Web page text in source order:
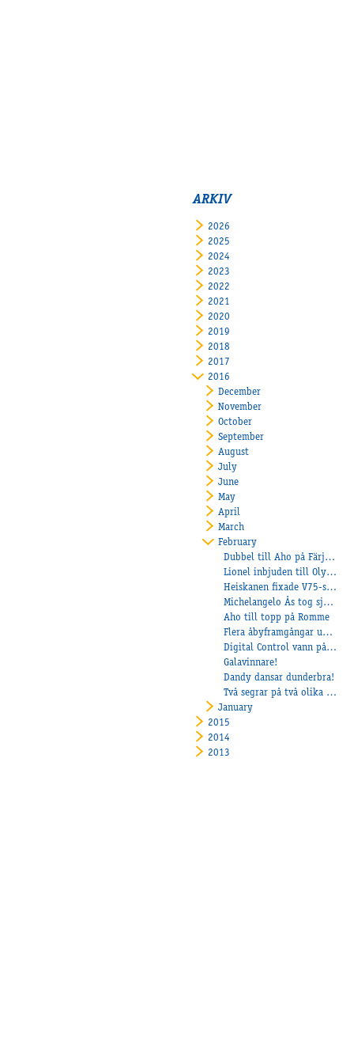
ARKIV
2026
2025
2024
2023
2022
2021
2020
2019
2018
2017
2016
December
November
October
September
August
July
June
May
April
March
February
Dubbel till Aho på Färjestad och Pepe di Jesolo bäst igen
Lionel inbjuden till Olympiatravet
Heiskanen fixade V75-seger till Åbytravet
Michelangelo Ås tog sjätte raka segern
Aho till topp på Romme
Flera åbyframgångar under kvällen!
Digital Control vann på V75
Galavinnare!
Dandy dansar dunderbra!
Två segrar på två olika banor!
January
2015
2014
2013